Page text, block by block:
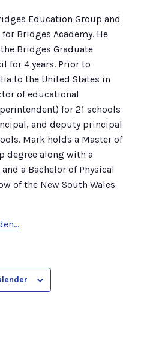
Education Group and
Bridges Academy. He
Bridges Graduate
for 4 years. Prior to
to the United States in
of educational
for 21 schools
and deputy principal
Mark holds a Master of
degree along with a
a Bachelor of Physical
of the New South Wales